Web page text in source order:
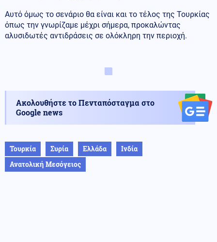
Αυτό όμως το σενάριο θα είναι και το τέλος της Τουρκίας
όπως την γνωρίζαμε μέχρι σήμερα, προκαλώντας
αλυσιδωτές αντιδράσεις σε ολόκληρη την περιοχή.
Ακολουθήστε το Πενταπόσταγμα στο
Google news
Τουρκία Συρία Ελλάδα
Ινδία
Ανατολική Μεσόγειος